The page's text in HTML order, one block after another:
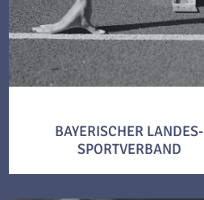
BAYERISCHER LANDES-
SPORTVERBAND